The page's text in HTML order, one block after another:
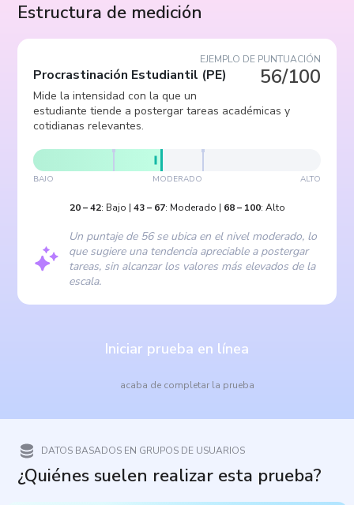
Estructura de medición
EJEMPLO DE PUNTUACIÓN
56/100
Procrastinación Estudiantil (PE)
Mide la intensidad con la que un
estudiante tiende a postergar tareas académicas y
cotidianas relevantes.
BAJO MODERADO ALTO
20–42: Bajo | 43– 67: Moderado | 68– 100: Alto
Un puntaje de 56 se ubica en el nivel moderado, lo
que sugiere una tendencia apreciable a postergar
tareas, sin alcanzar los valores más elevados de la
escala.
Iniciar prueba en línea
acaba de completar la prueba
DATOS BASADOS EN GRUPOS DE USUARIOS
¿Quiénes suelen realizar esta prueba?